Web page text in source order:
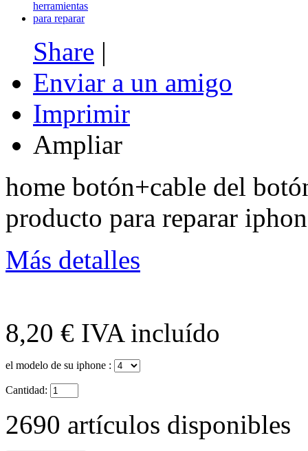
Sale 2375
ACE 3DS PLUS
7,50 €
Sale 1542
R4i gold 3DS RTS
Sale 5701
45,90 €
Sale 4230
Share |
Enviar a un amigo
Imprimir
Ampliar
home botón+cable del
producto para reparar
Más detalles
8,20 € IVA incluído
el modelo de su iphone :
Cantidad:
2690 artículos disponibles